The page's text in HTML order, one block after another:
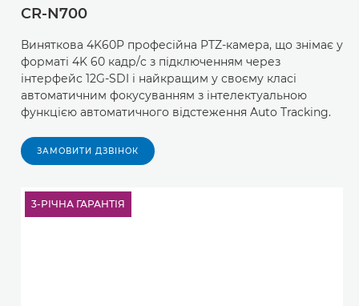
CR-N700
Виняткова 4K60P професійна PTZ-камера, що знімає у
форматі 4K 60 кадр/c з підключенням через
інтерфейс 12G-SDI і найкращим у своєму класі
автоматичним фокусуванням з інтелектуальною
функцією автоматичного відстеження Auto Tracking.
ЗАМОВИТИ ДЗВІНОК
3-РІЧНА ГАРАНТІЯ